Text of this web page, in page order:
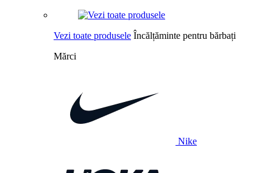
Vezi toate produsele Încălțăminte pentru bărbați
Mărci
Nike